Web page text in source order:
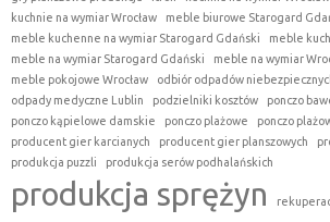
kuchnie na wymiar Wrocław
meble biurowe Starogard
meble kuchenne na wymiar Starogard Gdański
meble
meble na wymiar Starogard Gdański
meble na wymiar
meble pokojowe Wrocław
odbiór odpadów
odpady medyczne Lublin
podzielniki kosztów ponczo
ponczo kąpielowe damskie
ponczo plażowe
ponczo
producent gier karcianych
producent gier planszowych
produkcja puzzli
produkcja serów podhalańskich
produkcja sprężyn